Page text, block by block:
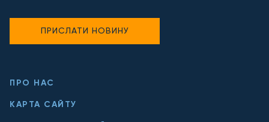
ПРО НАС
КАРТА САЙТУ
ПРИСЛАТИ НОВИНУ